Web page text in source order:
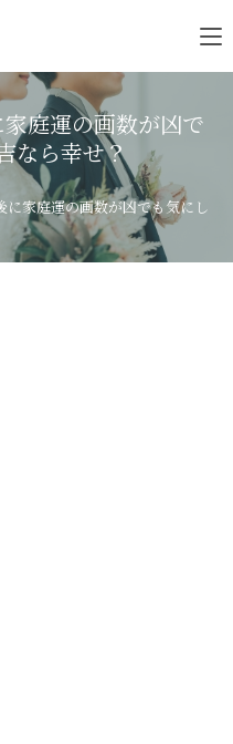
庭運の画数が凶で
なら幸せ？
に家庭運の画数が凶でも気にしな